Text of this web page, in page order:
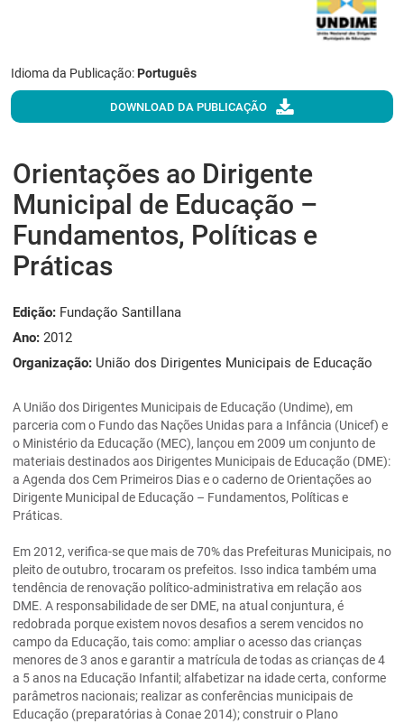
Orientações ao Dirigente
Municipal de Educação –
Fundamentos, Políticas e
Práticas
Edição: Fundação Santillana
Ano: 2012
Organização: União dos Dirigentes Municipais de Educação
A União dos Dirigentes Municipais de Educação (Undime), em
parceria com o Fundo das Nações Unidas para a Infância (Unicef) e
o Ministério da Educação (MEC), lançou em 2009 um conjunto de
materiais destinados aos Dirigentes Municipais de Educação (DME):
a Agenda dos Cem Primeiros Dias e o caderno de Orientações ao
Dirigente Municipal de Educação – Fundamentos, Políticas e
Práticas.
Em 2012, verifica-se que mais de 70% das Prefeituras Municipais, no
pleito de outubro, trocaram os prefeitos. Isso indica também uma
tendência de renovação político-administrativa em relação aos
DME. A responsabilidade de ser DME, na atual conjuntura, é
redobrada porque existem novos desafios a serem vencidos no
campo da Educação, tais como: ampliar o acesso das crianças
menores de 3 anos e garantir a matrícula de todas as crianças de 4
a 5 anos na Educação Infantil; alfabetizar na idade certa, conforme
parâmetros nacionais; realizar as conferências municipais de
Educação (preparatórias à Conae 2014); construir o Plano
Idioma da Publicação: Português
DOWNLOAD DA PUBLICAÇÃO